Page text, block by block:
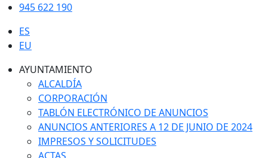
945 622 190
ES
EU
AYUNTAMIENTO
ALCALDÍA
CORPORACIÓN
TABLÓN ELECTRÓNICO DE ANUNCIOS
ANUNCIOS ANTERIORES A 12 DE JUNIO DE 2024
IMPRESOS Y SOLICITUDES